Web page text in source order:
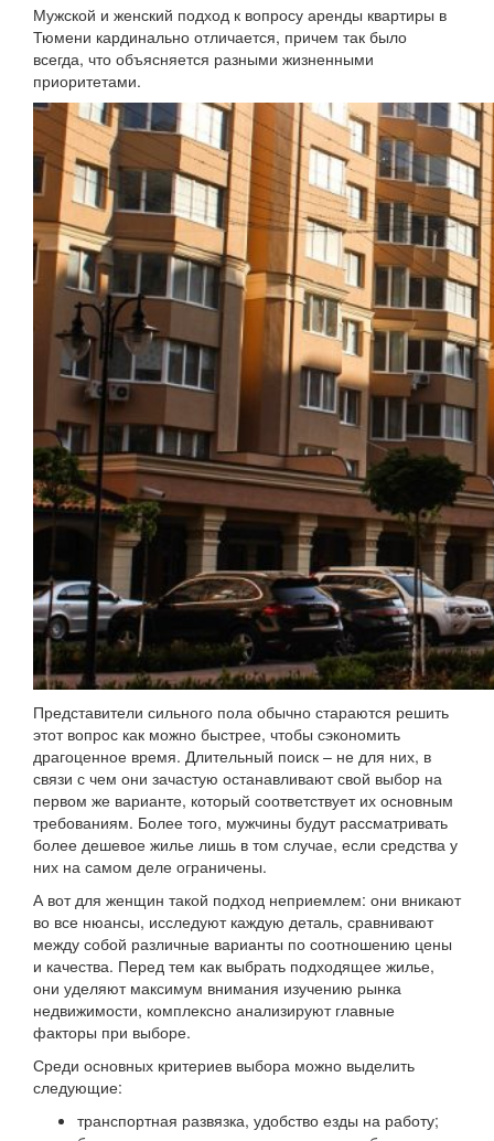
Мужской и женский подход к вопросу аренды квартиры в
Тюмени кардинально отличается, причем так было
всегда, что объясняется разными жизненными
приоритетами.
Представители сильного пола обычно стараются решить
этот вопрос как можно быстрее, чтобы сэкономить
драгоценное время. Длительный поиск – не для них, в
связи с чем они зачастую останавливают свой выбор на
первом же варианте, который соответствует их основным
требованиям. Более того, мужчины будут рассматривать
более дешевое жилье лишь в том случае, если средства у
них на самом деле ограничены.
А вот для женщин такой подход неприемлем: они вникают
во все нюансы, исследуют каждую деталь, сравнивают
между собой различные варианты по соотношению цены
и качества. Перед тем как выбрать подходящее жилье,
они уделяют максимум внимания изучению рынка
недвижимости, комплексно анализируют главные
факторы при выборе.
Среди основных критериев выбора можно выделить
следующие:
транспортная развязка, удобство езды на работу;